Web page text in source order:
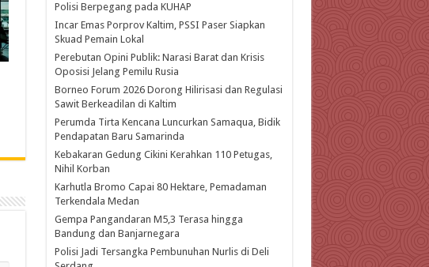
Polisi Berpegang pada KUHAP
Incar Emas Porprov Kaltim, PSSI Paser Siapkan
Skuad Pemain Lokal
Perebutan Opini Publik: Narasi Barat dan Krisis
Oposisi Jelang Pemilu Rusia
Borneo Forum 2026 Dorong Hilirisasi dan Regulasi
Sawit Berkeadilan di Kaltim
Perumda Tirta Kencana Luncurkan Samaqua, Bidik
Pendapatan Baru Samarinda
Kebakaran Gedung Cikini Kerahkan 110 Petugas,
Nihil Korban
Karhutla Bromo Capai 80 Hektare, Pemadaman
Terkendala Medan
Gempa Pangandaran M5,3 Terasa hingga
Bandung dan Banjarnegara
Polisi Jadi Tersangka Pembunuhan Nurlis di Deli